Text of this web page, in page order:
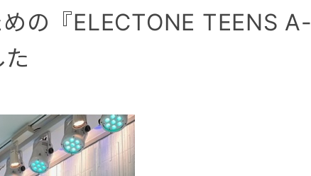
の『ELECTONE TEENS A-